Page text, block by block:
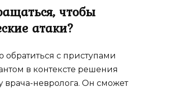
чтобы
атаки?
с приступами
в контексте решения
врача-невролога. Он сможет